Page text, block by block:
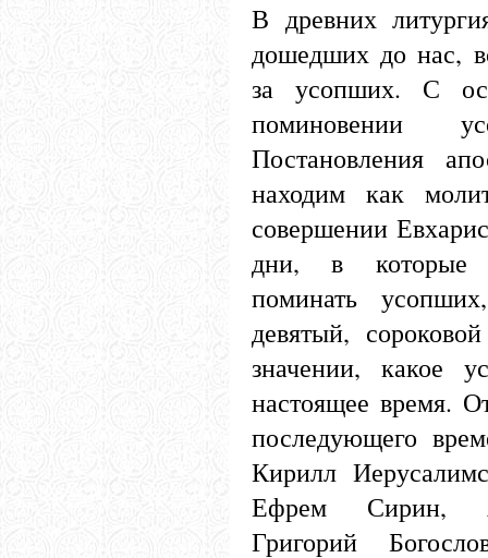
В древних
дошедших до нас,
за усопших. С
поминовении
Постановления
находим как
совершении
дни, в которые
поминать
девятый,
значении, какое
настоящее время.
последующего
Кирилл
Ефрем Сирин,
Григорий